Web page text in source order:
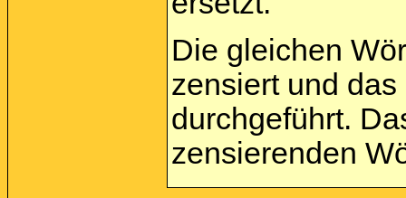
Die gleichen
zensiert und
durchgeführt.
zensierenden